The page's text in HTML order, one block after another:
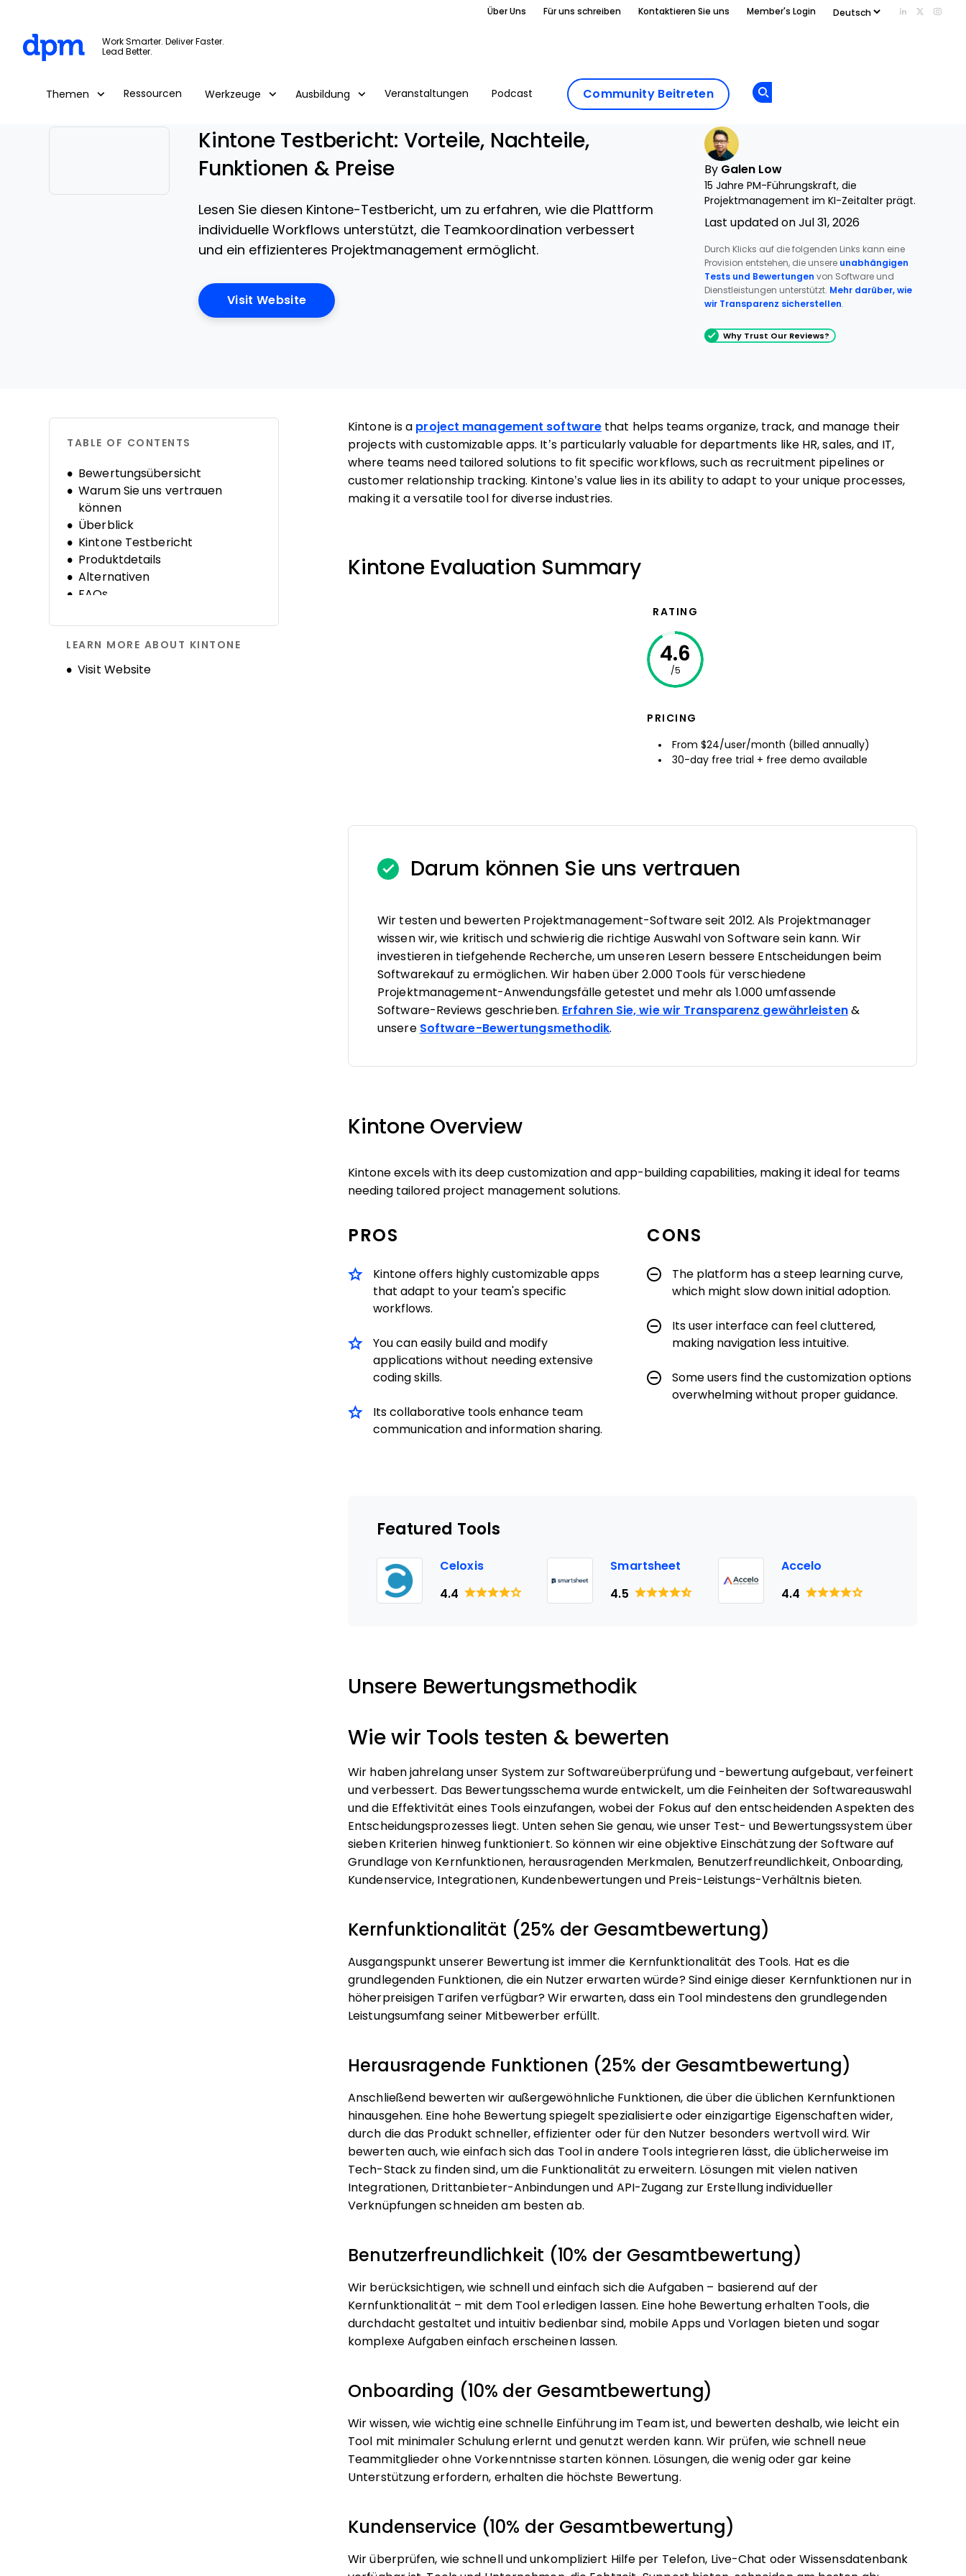
Skip to main content
Über Uns Für uns schreiben Kontaktieren Sie uns Member's Login Add us on
Follow
Work Smarter. Deliver Faster.
Lead Better.
Themen Ressourcen Werkzeuge Ausbildung Veranstaltungen Podcast Community Beitreten
Kintone Testbericht: Vorteile, Nachteile,
Funktionen & Preise
Lesen Sie diesen Kintone-Testbericht, um zu erfahren, wie die Plattform
individuelle Workflows unterstützt, die Teamkoordination verbessert
und ein effizienteres Projektmanagement ermöglicht.
Visit WebsiteOpens New Window
By Galen Low
15 Jahre PM-Führungskraft, die
Projektmanagement im KI-Zeitalter prägt.
Last updated on Jul 31, 2026
Durch Klicks auf die folgenden Links kann eine
Provision entstehen, die unsere unabhängigen
Tests und Bewertungen von Software und
Dienstleistungen unterstützt. Mehr darüber, wie
wir Transparenz sicherstellen.
Why Trust Our Reviews?
TABLE OF CONTENTS
Bewertungsübersicht
Warum Sie uns vertrauen
können
Überblick
Kintone Testbericht
Produktdetails
Alternativen
FAQs
LEARN MORE ABOUT KINTONE
Visit Website
Opens new window
Kintone is a project management software that helps teams organize, track, and manage their
projects with customizable apps. It’s particularly valuable for departments like HR, sales, and IT,
where teams need tailored solutions to fit specific workflows, such as recruitment pipelines or
customer relationship tracking. Kintone’s value lies in its ability to adapt to your unique processes,
making it a versatile tool for diverse industries.
Kintone Evaluation Summary
RATING
4.6
/5
PRICING
From $24/user/month (billed annually)
30-day free trial + free demo available
Darum können Sie uns vertrauen
Wir testen und bewerten Projektmanagement-Software seit 2012. Als Projektmanager
wissen wir, wie kritisch und schwierig die richtige Auswahl von Software sein kann. Wir
investieren in tiefgehende Recherche, um unseren Lesern bessere Entscheidungen beim
Softwarekauf zu ermöglichen. Wir haben über 2.000 Tools für verschiedene
Projektmanagement-Anwendungsfälle getestet und mehr als 1.000 umfassende
Software-Reviews geschrieben. Erfahren Sie, wie wir Transparenz gewährleisten&
unsere Software-Bewertungsmethodik.
Kintone Overview
Kintone excels with its deep customization and app-building capabilities, making it ideal for teams
needing tailored project management solutions.
PROS
Kintone offers highly customizable apps
that adapt to your team's specific
workflows.
You can easily build and modify
applications without needing extensive
coding skills.
Its collaborative tools enhance team
communication and information sharing.
CONS
The platform has a steep learning curve,
which might slow down initial adoption.
Its user interface can feel cluttered,
making navigation less intuitive.
Some users find the customization options
overwhelming without proper guidance.
Featured Tools
Celoxis
4.4
Smartsheet
4.5
Accelo
4.4
Unsere Bewertungsmethodik
Wie wir Tools testen & bewerten
Wir haben jahrelang unser System zur Softwareüberprüfung und -bewertung aufgebaut, verfeinert
und verbessert. Das Bewertungsschema wurde entwickelt, um die Feinheiten der Softwareauswahl
und die Effektivität eines Tools einzufangen, wobei der Fokus auf den entscheidenden Aspekten des
Entscheidungsprozesses liegt. Unten sehen Sie genau, wie unser Test- und Bewertungssystem über
sieben Kriterien hinweg funktioniert. So können wir eine objektive Einschätzung der Software auf
Grundlage von Kernfunktionen, herausragenden Merkmalen, Benutzerfreundlichkeit, Onboarding,
Kundenservice, Integrationen, Kundenbewertungen und Preis-Leistungs-Verhältnis bieten.
Kernfunktionalität (25% der Gesamtbewertung)
Ausgangspunkt unserer Bewertung ist immer die Kernfunktionalität des Tools. Hat es die
grundlegenden Funktionen, die ein Nutzer erwarten würde? Sind einige dieser Kernfunktionen nur in
höherpreisigen Tarifen verfügbar? Wir erwarten, dass ein Tool mindestens den grundlegenden
Leistungsumfang seiner Mitbewerber erfüllt.
Herausragende Funktionen (25% der Gesamtbewertung)
Anschließend bewerten wir außergewöhnliche Funktionen, die über die üblichen Kernfunktionen
hinausgehen. Eine hohe Bewertung spiegelt spezialisierte oder einzigartige Eigenschaften wider,
durch die das Produkt schneller, effizienter oder für den Nutzer besonders wertvoll wird. Wir
bewerten auch, wie einfach sich das Tool in andere Tools integrieren lässt, die üblicherweise im
Tech-Stack zu finden sind, um die Funktionalität zu erweitern. Lösungen mit vielen nativen
Integrationen, Drittanbieter-Anbindungen und API-Zugang zur Erstellung individueller
Verknüpfungen schneiden am besten ab.
Benutzerfreundlichkeit (10% der Gesamtbewertung)
Wir berücksichtigen, wie schnell und einfach sich die Aufgaben – basierend auf der
Kernfunktionalität – mit dem Tool erledigen lassen. Eine hohe Bewertung erhalten Tools, die
durchdacht gestaltet und intuitiv bedienbar sind, mobile Apps und Vorlagen bieten und sogar
komplexe Aufgaben einfach erscheinen lassen.
Onboarding (10% der Gesamtbewertung)
Wir wissen, wie wichtig eine schnelle Einführung im Team ist, und bewerten deshalb, wie leicht ein
Tool mit minimaler Schulung erlernt und genutzt werden kann. Wir prüfen, wie schnell neue
Teammitglieder ohne Vorkenntnisse starten können. Lösungen, die wenig oder gar keine
Unterstützung erfordern, erhalten die höchste Bewertung.
Kundenservice (10% der Gesamtbewertung)
Wir überprüfen, wie schnell und unkompliziert Hilfe per Telefon, Live-Chat oder Wissensdatenbank